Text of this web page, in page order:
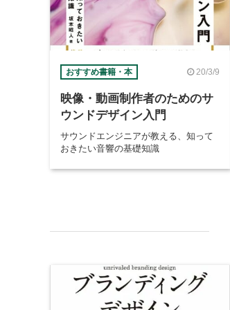
おすすめ書籍・本 20/3/9
映像・動画制作者のためのサ
ウンドデザイン入門
サウンドエンジニアが教える、知って
おきたい音響の基礎知識